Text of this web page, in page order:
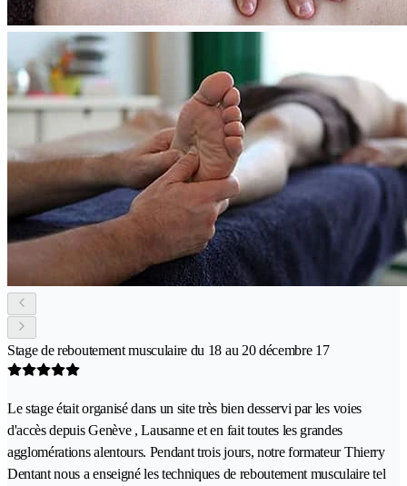
Stage de reboutement musculaire du 18 au 20 décembre 17
Le stage était organisé dans un site très bien desservi par les voies
d'accès depuis Genève , Lausanne et en fait toutes les grandes
agglomérations alentours. Pendant trois jours, notre formateur Thierry
Dentant nous a enseigné les techniques de reboutement musculaire tel